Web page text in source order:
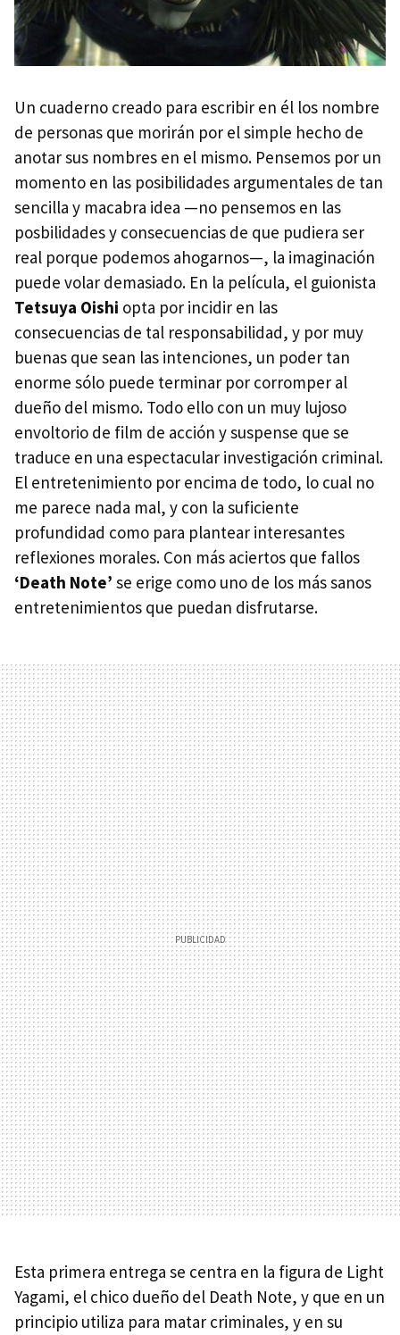
Un cuaderno creado para escribir en él los nombre
de personas que morirán por el simple hecho de
anotar sus nombres en el mismo. Pensemos por un
momento en las posibilidades argumentales de tan
sencilla y macabra idea —no pensemos en las
posbilidades y consecuencias de que pudiera ser
real porque podemos ahogarnos—, la imaginación
puede volar demasiado. En la película, el guionista
Tetsuya Oishi opta por incidir en las
consecuencias de tal responsabilidad, y por muy
buenas que sean las intenciones, un poder tan
enorme sólo puede terminar por corromper al
dueño del mismo. Todo ello con un muy lujoso
envoltorio de film de acción y suspense que se
traduce en una espectacular investigación criminal.
El entretenimiento por encima de todo, lo cual no
me parece nada mal, y con la suficiente
profundidad como para plantear interesantes
reflexiones morales. Con más aciertos que fallos
‘Death Note’ se erige como uno de los más sanos
entretenimientos que puedan disfrutarse.
Esta primera entrega se centra en la figura de Light
Yagami, el chico dueño del Death Note, y que en un
principio utiliza para matar criminales, y en su